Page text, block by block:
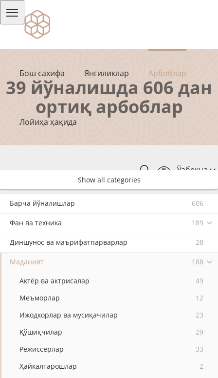
Бош сахифа Янгиликлар Арбоблар
Лойиҳа ҳақида
Ўзбекча
39 йўналишда 606 дан
ортиқ арбоблар
Show all categories
Барча йўналишлар 606
Фан ва техника 189
Диншунос ва маърифатпарварлар 28
Маданият 188
Актёр ва актрисалар
49
Меъморлар
12
Ижодкорлар ва мусиқачилар
23
Қўшиқчилар
29
Режиссёрлар
33
Ҳайкалтарошлар
2